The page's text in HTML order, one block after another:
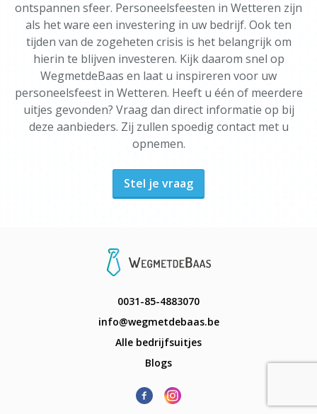
ontspannen sfeer. Personeelsfeesten in Wetteren zijn
als het ware een investering in uw bedrijf. Ook ten
tijden van de zogeheten crisis is het belangrijk om
hierin te blijven investeren. Kijk daarom snel op
WegmetdeBaas en laat u inspireren voor uw
personeelsfeest in Wetteren. Heeft u één of meerdere
uitjes gevonden? Vraag dan direct informatie op bij
deze aanbieders. Zij zullen spoedig contact met u
opnemen.
Stel je vraag
0031-85-4883070
info@wegmetdebaas.be
Alle bedrijfsuitjes
Blogs